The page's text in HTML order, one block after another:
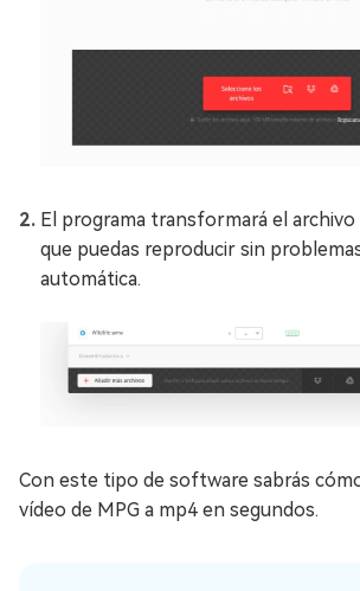
El programa transformará el
que puedas reproducir sin
automática.
Con este tipo de software sabrás
vídeo de MPG a mp4 en segundos.